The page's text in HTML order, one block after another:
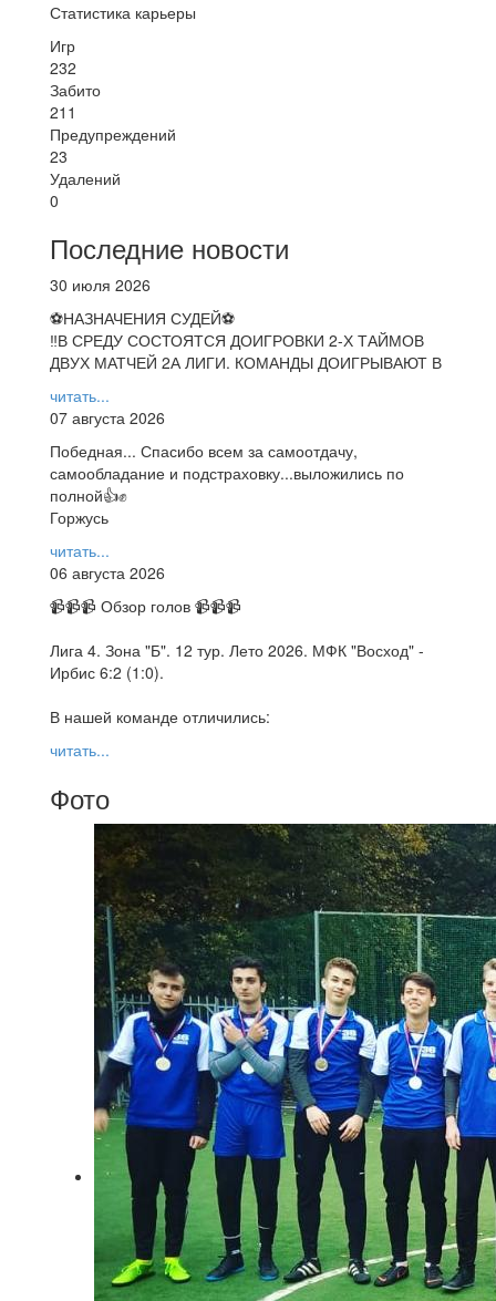
Статистика карьеры
Игр
232
Забито
211
Предупреждений
23
Удалений
0
Последние новости
30 июля 2026
⚽НАЗНАЧЕНИЯ СУДЕЙ⚽
‼В СРЕДУ СОСТОЯТСЯ ДОИГРОВКИ 2-Х ТАЙМОВ
ДВУХ МАТЧЕЙ 2А ЛИГИ. КОМАНДЫ ДОИГРЫВАЮТ В
читать...
07 августа 2026
Победная... Спасибо всем за самоотдачу,
самообладание и подстраховку...выложились по
полной👍✊
Горжусь
читать...
06 августа 2026
📹📹📹 Обзор голов 📹📹📹
Лига 4. Зона "Б". 12 тур. Лето 2026. МФК "Восход" -
Ирбис 6:2 (1:0).
В нашей команде отличились:
читать...
Фото